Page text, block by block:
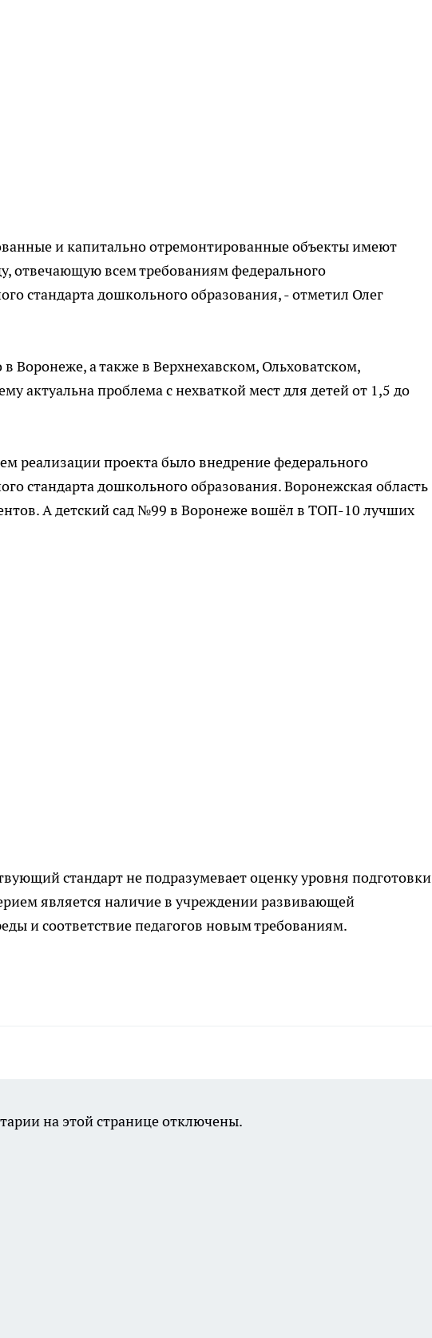
и капитально отремонтированные объекты имеют
отвечающую всем требованиям федерального
стандарта дошкольного образования, - отметил Олег
Воронеже, а также в Верхнехавском, Ольховатском,
актуальна проблема с нехваткой мест для детей от 1,5 до
реализации проекта было внедрение федерального
стандарта дошкольного образования. Воронежская область
А детский сад №99 в Воронеже вошёл в ТОП-10 лучших
стандарт не подразумевает оценку уровня подготовки
является наличие в учреждении развивающей
и соответствие педагогов новым требованиям.
на этой странице отключены.